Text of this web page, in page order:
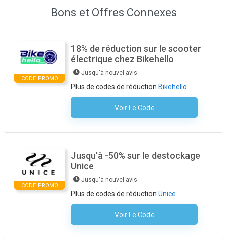
Bons et Offres Connexes
CODE PROMO
18% de réduction sur le scooter
électrique chez Bikehello
Jusqu'à nouvel avis
Plus de codes de réduction Bikehello
Voir Le Code
Aucun Code N'est Nécessaire
CODE PROMO
Jusqu’à -50% sur le destockage
Unice
Jusqu'à nouvel avis
Plus de codes de réduction Unice
Voir Le Code
Aucun Code N'est Nécessaire